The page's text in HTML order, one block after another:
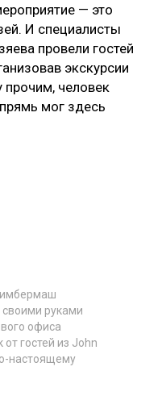
— это
И специалисты
провели гостей
экскурсии
человек
мог здесь
руками
офиса
гостей из John
настоящему